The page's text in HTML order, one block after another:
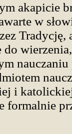
akapicie
w
Tradycję,
nauczaniu
i
formalnie